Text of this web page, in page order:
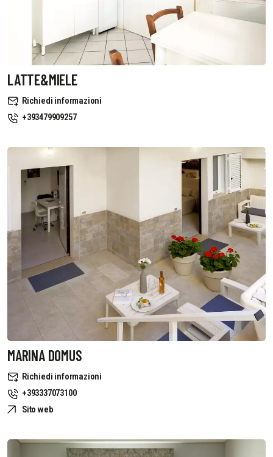
LATTE&MIELE
Richiedi informazioni
+393479909257
MARINA DOMUS
Richiedi informazioni
+393337073100
Sito web